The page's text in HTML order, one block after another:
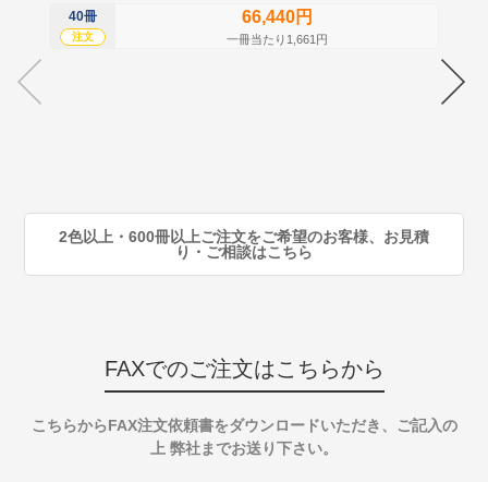
40冊
注文
66,440円
一冊当たり1,661円
2色以上・600冊以上ご注文をご希望のお客様、お見積
り・ご相談はこちら
FAXでのご注文はこちらから
こちらからFAX注文依頼書をダウンロードいただき、ご記入の
上 弊社までお送り下さい。